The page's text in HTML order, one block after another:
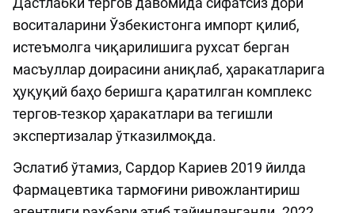
воситаларини Ўзбекистонга импорт қилиб,
истеъмолга чиқарилишига рухсат берган
масъуллар доирасини аниқлаб, ҳаракатларига
ҳуқуқий баҳо беришга қаратилган комплекс
тергов-тезкор ҳаракатлари ва тегишли
экспертизалар ўтказилмоқда.
Эслатиб ўтамиз, Сардор Кариев 2019 йилда
Фармацевтика тармоғини ривожлантириш